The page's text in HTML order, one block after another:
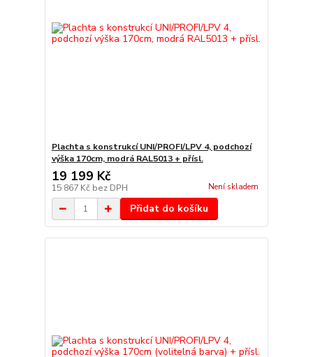
Plachta s konstrukcí UNI/PROFI/LPV 4, podchozí
výška 170cm, modrá RAL5013 + přísl.
19 199 Kč
15 867 Kč bez DPH Není skladem
Přidat do košíku